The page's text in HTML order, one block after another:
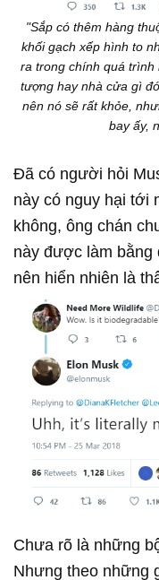
"Sắp có thêm hàng
khối gạch xếp hình to
ra trong chính quá trình
tượng hay nhà cửa gì
nên nó sẽ rất khỏe,
bay ấy,
Đã có người hỏi
này có nguy hại tới
không, ông chán
này được làm bằng
nên hiển nhiên là
Chưa rõ là những
Nhưng theo những